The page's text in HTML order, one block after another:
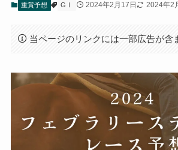
重賞予想 GⅠ 2024年2月17日 2024年2
当ページのリンクには一部広告が含